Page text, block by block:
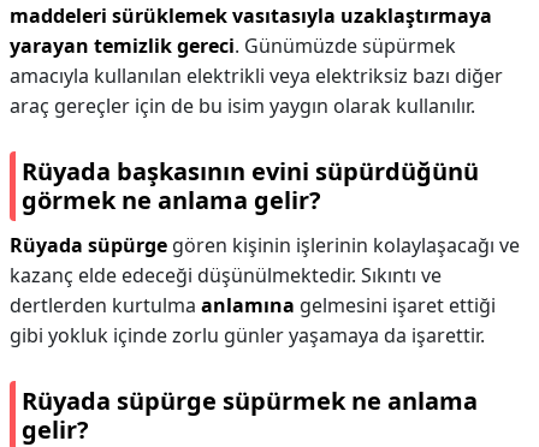
maddeleri sürüklemek vasıtasıyla uzaklaştırmaya
yarayan temizlik gereci. Günümüzde süpürmek
amacıyla kullanılan elektrikli veya elektriksiz bazı diğer
araç gereçler için de bu isim yaygın olarak kullanılır.
Rüyada başkasının evini süpürdüğünü
görmek ne anlama gelir?
Rüyada süpürge gören kişinin işlerinin kolaylaşacağı ve
kazanç elde edeceği düşünülmektedir. Sıkıntı ve
dertlerden kurtulma anlamına gelmesini işaret ettiği
gibi yokluk içinde zorlu günler yaşamaya da işarettir.
Rüyada süpürge süpürmek ne anlama
gelir?